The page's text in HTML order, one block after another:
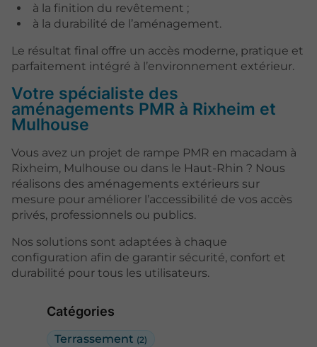
Catégories
Terrassement (2)
à la finition du revêtement ;
à la durabilité de l’aménagement.
Le résultat final offre un accès moderne, pratique et
parfaitement intégré à l’environnement extérieur.
Votre spécialiste des
aménagements PMR à Rixheim et
Mulhouse
Vous avez un projet de rampe PMR en macadam à
Rixheim, Mulhouse ou dans le Haut-Rhin ? Nous
réalisons des aménagements extérieurs sur
mesure pour améliorer l’accessibilité de vos accès
privés, professionnels ou publics.
Nos solutions sont adaptées à chaque
configuration afin de garantir sécurité, confort et
durabilité pour tous les utilisateurs.